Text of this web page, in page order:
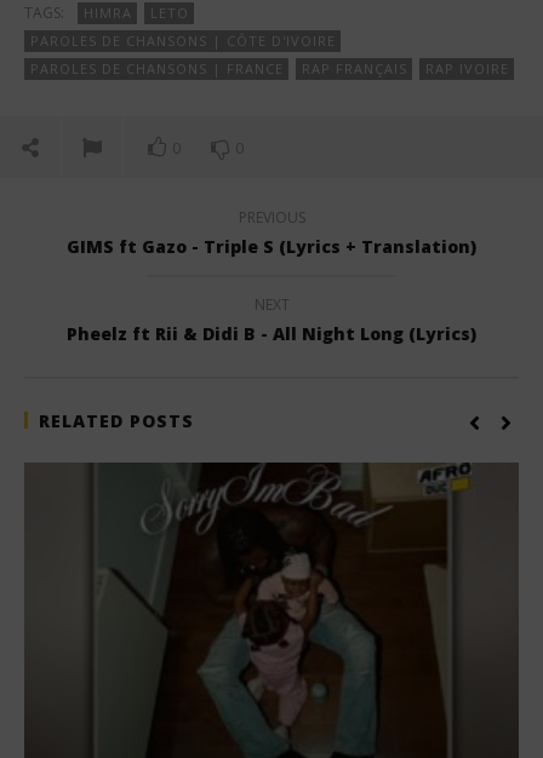
TAGS: HIMRA
LETO
PAROLES DE CHANSONS | CÔTE D'IVOIRE
PAROLES DE CHANSONS | FRANCE
RAP FRANÇAIS RAP IVOIRE
0 0
PREVIOUS
GIMS ft Gazo - Triple S (Lyrics + Translation)
NEXT
Pheelz ft Rii & Didi B - All Night Long (Lyrics)
RELATED POSTS